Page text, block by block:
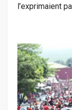
l’exprimaient